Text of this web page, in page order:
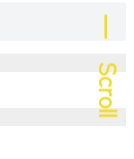
― Scroll